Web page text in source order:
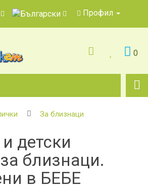
Профил
0
За близнаци
детски
близнаци.
в БЕБЕ